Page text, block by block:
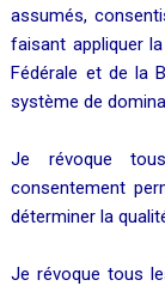
assumés,
faisant appliquer
Fédérale et de la
système de
Je révoque
consentement
déterminer la
Je révoque tous